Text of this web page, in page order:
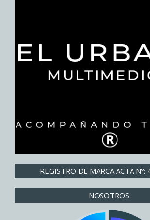
REGISTRO DE MARCA ACTA Nº:
NOSOTROS